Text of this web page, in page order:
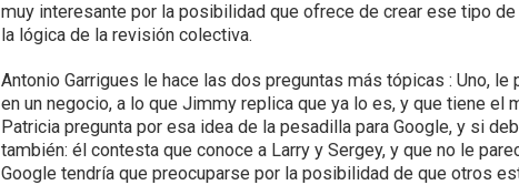
muy interesante por la posibilidad que ofrece de crear ese tipo
la lógica de la revisión colectiva.
Antonio Garrigues le hace las dos preguntas más tópicas : Uno,
en un negocio, a lo que Jimmy replica que ya lo es, y que tiene el
Patricia pregunta por esa idea de la pesadilla para Google, y si
también: él contesta que conoce a Larry y Sergey, y que no le
Google tendría que preocuparse por la posibilidad de que otros